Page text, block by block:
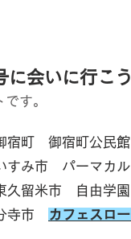
に会いに行こう
す。
町 御宿町公民館
み市 パーマカル
留米市 自由学園
寺市
カフェスロ